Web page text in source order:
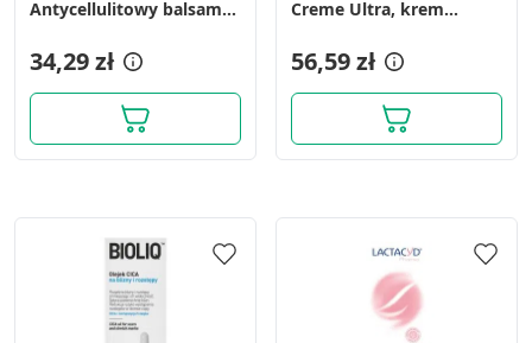
Antycellulitowy balsam
500 ml
34,29 zł
Creme Ultra, krem
wzmacniający, 200ml
56,59 zł